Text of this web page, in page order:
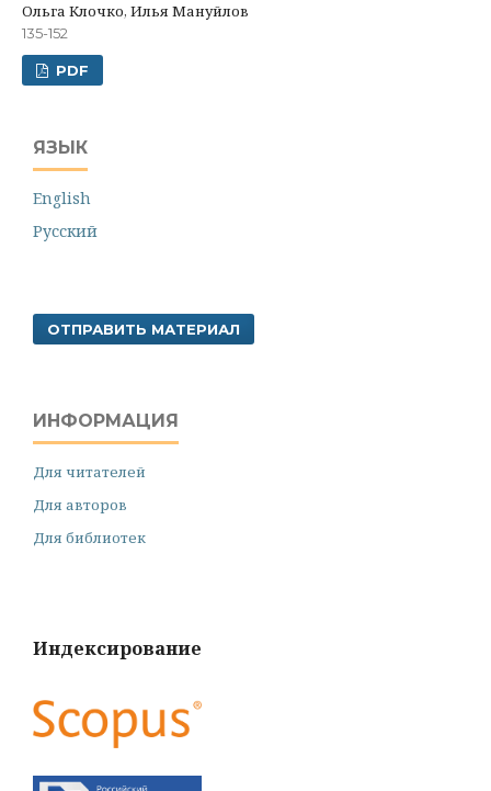
Ольга Клочко, Илья Мануйлов
135-152
PDF
ЯЗЫК
English
Русский
ОТПРАВИТЬ МАТЕРИАЛ
ИНФОРМАЦИЯ
Для читателей
Для авторов
Для библиотек
Индексирование